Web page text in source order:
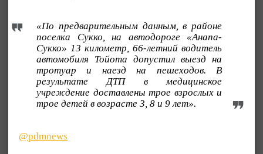
«По предварительным данным, в районе
поселка Сукко, на автодороге «Анапа-
Сукко» 13 километр, 66-летний водитель
автомобиля Тойота допустил выезд на
тротуар и наезд на пешеходов. В
результате ДТП в медицинское
учреждение доставлены трое взрослых и
трое детей в возрасте 3, 8 и 9 лет».
@pdmnews